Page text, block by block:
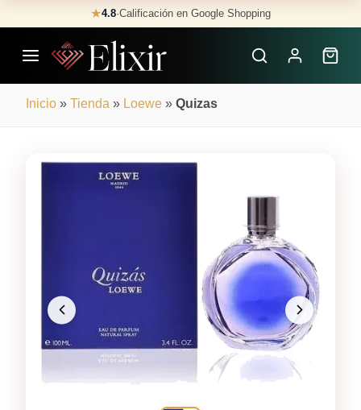
to
content
★4.8·Calificación en Google Shopping
Inicio » Tienda » Loewe » Quizas